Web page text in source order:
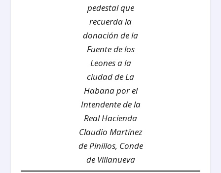
pedestal que
recuerda la
donación de la
Fuente de los
Leones a la
ciudad de La
Habana por el
Intendente de la
Real Hacienda
Claudio Martínez
de Pinillos, Conde
de Villanueva